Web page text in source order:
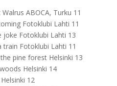
ABOCA, Turku 11
Fotoklubi Lahti 11
joke Fotoklubi Lahti 13
train Fotoklubi Lahti 11
pine forest Helsinki 13
Helsinki 14
12